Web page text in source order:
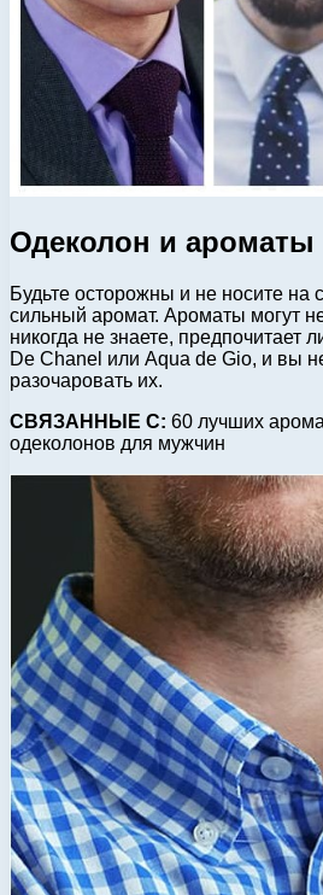
Одеколон и ароматы
Будьте осторожны и не носите на
сильный аромат. Ароматы могут
никогда не знаете, предпочитает
De Chanel или Aqua de Gio, и вы
разочаровать их.
СВЯЗАННЫЕ С: 60 лучших
одеколонов для мужчин